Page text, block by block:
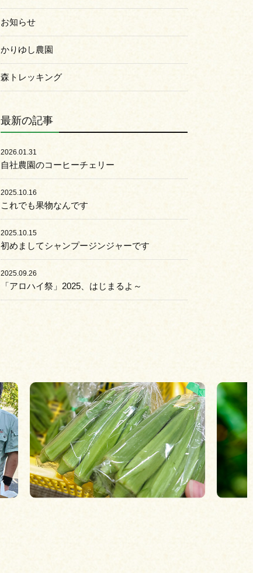
お知らせ
かりゆし農園
森トレッキング
最新の記事
2026.01.31
自社農園のコーヒーチェリー
2025.10.16
これでも果物なんです
2025.10.15
初めましてシャンプージンジャーです
2025.09.26
「アロハイ祭」2025、はじまるよ～